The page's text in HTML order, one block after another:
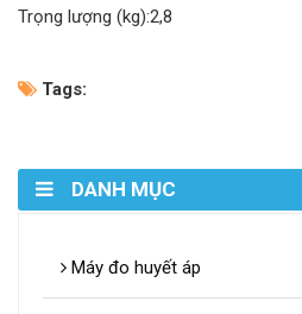
Trọng lượng (kg):2,8
Tags:
DANH MỤC
Máy đo huyết áp